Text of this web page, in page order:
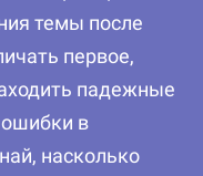
темы после
первое,
падежные
в
насколько